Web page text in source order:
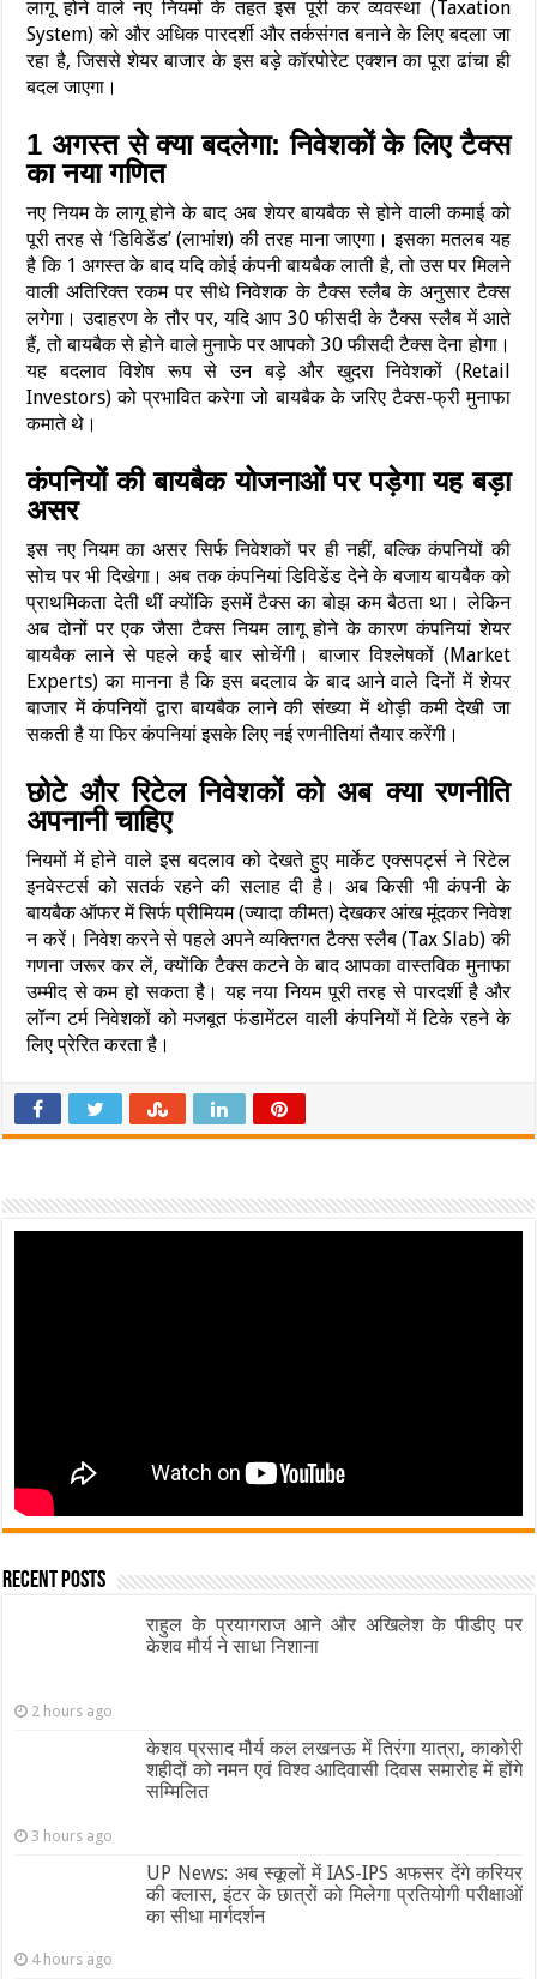
लागू होने वाले नए नियमों के तहत इस पूरी कर व्यवस्था (Taxation
System) को और अधिक पारदर्शी और तर्कसंगत बनाने के लिए बदला जा
रहा है, जिससे शेयर बाजार के इस बड़े कॉरपोरेट एक्शन का पूरा ढांचा ही
बदल जाएगा।
1 अगस्त से क्या बदलेगा: निवेशकों के लिए टैक्स
का नया गणित
नए नियम के लागू होने के बाद अब शेयर बायबैक से होने वाली कमाई को
पूरी तरह से ‘डिविडेंड’ (लाभांश) की तरह माना जाएगा। इसका मतलब यह
है कि 1 अगस्त के बाद यदि कोई कंपनी बायबैक लाती है, तो उस पर मिलने
वाली अतिरिक्त रकम पर सीधे निवेशक के टैक्स स्लैब के अनुसार टैक्स
लगेगा। उदाहरण के तौर पर, यदि आप 30 फीसदी के टैक्स स्लैब में आते
हैं, तो बायबैक से होने वाले मुनाफे पर आपको 30 फीसदी टैक्स देना होगा।
यह बदलाव विशेष रूप से उन बड़े और खुदरा निवेशकों (Retail
Investors) को प्रभावित करेगा जो बायबैक के जरिए टैक्स-फ्री मुनाफा
कमाते थे।
कंपनियों की बायबैक योजनाओं पर पड़ेगा यह बड़ा
असर
इस नए नियम का असर सिर्फ निवेशकों पर ही नहीं, बल्कि कंपनियों की
सोच पर भी दिखेगा। अब तक कंपनियां डिविडेंड देने के बजाय बायबैक को
प्राथमिकता देती थीं क्योंकि इसमें टैक्स का बोझ कम बैठता था। लेकिन
अब दोनों पर एक जैसा टैक्स नियम लागू होने के कारण कंपनियां शेयर
बायबैक लाने से पहले कई बार सोचेंगी। बाजार विश्लेषकों (Market
Experts) का मानना है कि इस बदलाव के बाद आने वाले दिनों में शेयर
बाजार में कंपनियों द्वारा बायबैक लाने की संख्या में थोड़ी कमी देखी जा
सकती है या फिर कंपनियां इसके लिए नई रणनीतियां तैयार करेंगी।
छोटे और रिटेल निवेशकों को अब क्या रणनीति
अपनानी चाहिए
नियमों में होने वाले इस बदलाव को देखते हुए मार्केट एक्सपर्ट्स ने रिटेल
इनवेस्टर्स को सतर्क रहने की सलाह दी है। अब किसी भी कंपनी के
बायबैक ऑफर में सिर्फ प्रीमियम (ज्यादा कीमत) देखकर आंख मूंदकर निवेश
न करें। निवेश करने से पहले अपने व्यक्तिगत टैक्स स्लैब (Tax Slab) की
गणना जरूर कर लें, क्योंकि टैक्स कटने के बाद आपका वास्तविक मुनाफा
उम्मीद से कम हो सकता है। यह नया नियम पूरी तरह से पारदर्शी है और
लॉन्ग टर्म निवेशकों को मजबूत फंडामेंटल वाली कंपनियों में टिके रहने के
लिए प्रेरित करता है।
Recent Posts
राहुल के प्रयागराज आने और अखिलेश के पीडीए पर
केशव मौर्य ने साधा निशाना
2 hours ago
केशव प्रसाद मौर्य कल लखनऊ में तिरंगा यात्रा, काकोरी
शहीदों को नमन एवं विश्व आदिवासी दिवस समारोह में होंगे
सम्मिलित
3 hours ago
UP News: अब स्कूलों में IAS-IPS अफसर देंगे करियर
की क्लास, इंटर के छात्रों को मिलेगा प्रतियोगी परीक्षाओं
का सीधा मार्गदर्शन
4 hours ago